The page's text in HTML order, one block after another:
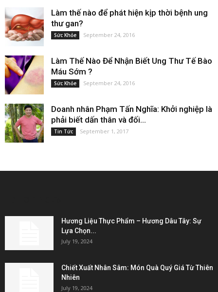
Làm thế nào để phát hiện kịp thời bệnh ung
thư gan?
Sức Khỏe September 24, 2016
Làm Thế Nào Để Nhận Biết Ung Thư Tế Bào
Máu Sớm ?
Sức Khỏe September 24, 2016
Doanh nhân Phạm Tấn Nghĩa: Khởi nghiệp là
phải biết dấn thân và đối...
Tin Tức September 1, 2017
Hương Liệu Thực Phẩm – Hương Dâu Tây: Sự
Lựa Chọn...
July 19, 2024
Chiết Xuất Nhân Sâm: Món Quà Quý Giá Từ Thiên
Nhiên
July 19, 2024